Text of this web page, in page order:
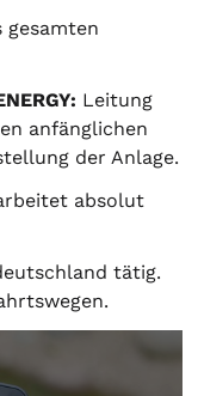
gesamten
Leitung
anfänglichen
der Anlage.
absolut
tätig.